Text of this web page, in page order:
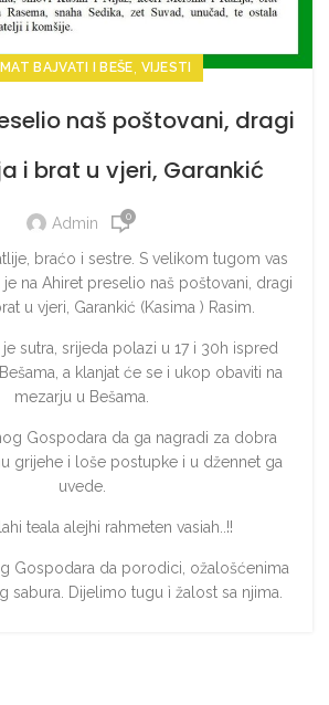
BAJVATI I BEŠE VIJESTI
naš poštovani, dragi
i brat u vjeri, Garankić
(Kasima ) Rasim
Admin 0
braćo i sestre. S velikom tugom vas
na Ahiret preselio naš poštovani, dragi
u vjeri, Garankić (Kasima ) Rasim.
sutra, srijeda polazi u 17 i 30h ispred
a klanjat će se i ukop obaviti na
mezarju u Bešama.
Gospodara da ga nagradi za dobra
grijehe i loše postupke i u džennet ga
uvede.
teala alejhi rahmeten vasiah..!!
Gospodara da porodici, ožalošćenima
sabura. Dijelimo tugu ì žalost sa njima.